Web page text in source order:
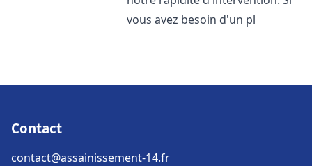
vous avez besoin d'un pl
Contact
contact@assainissement-14.fr